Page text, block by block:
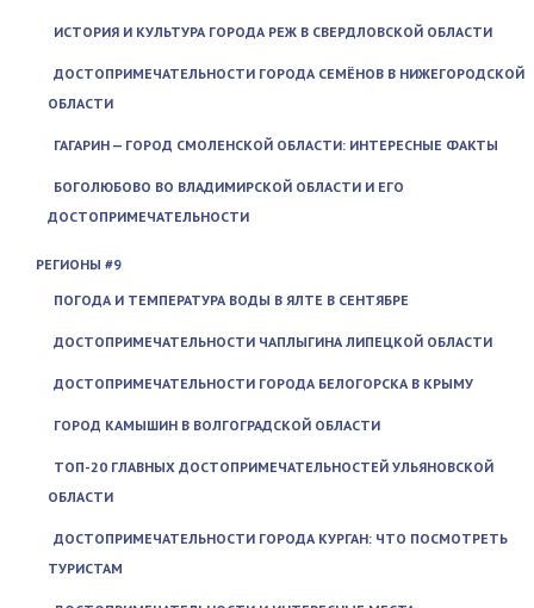
ИСТОРИЯ И КУЛЬТУРА ГОРОДА РЕЖ В СВЕРДЛОВСКОЙ ОБЛАСТИ
ДОСТОПРИМЕЧАТЕЛЬНОСТИ ГОРОДА СЕМЁНОВ В НИЖЕГОРОДСКОЙ
ОБЛАСТИ
ГАГАРИН — ГОРОД СМОЛЕНСКОЙ ОБЛАСТИ: ИНТЕРЕСНЫЕ ФАКТЫ
БОГОЛЮБОВО ВО ВЛАДИМИРСКОЙ ОБЛАСТИ И ЕГО
ДОСТОПРИМЕЧАТЕЛЬНОСТИ
РЕГИОНЫ #9
ПОГОДА И ТЕМПЕРАТУРА ВОДЫ В ЯЛТЕ В СЕНТЯБРЕ
ДОСТОПРИМЕЧАТЕЛЬНОСТИ ЧАПЛЫГИНА ЛИПЕЦКОЙ ОБЛАСТИ
ДОСТОПРИМЕЧАТЕЛЬНОСТИ ГОРОДА БЕЛОГОРСКА В КРЫМУ
ГОРОД КАМЫШИН В ВОЛГОГРАДСКОЙ ОБЛАСТИ
ТОП-20 ГЛАВНЫХ ДОСТОПРИМЕЧАТЕЛЬНОСТЕЙ УЛЬЯНОВСКОЙ
ОБЛАСТИ
ДОСТОПРИМЕЧАТЕЛЬНОСТИ ГОРОДА КУРГАН: ЧТО ПОСМОТРЕТЬ
ТУРИСТАМ